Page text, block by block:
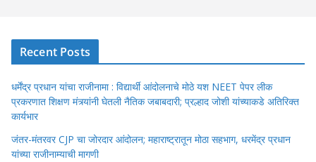
Recent Posts
धर्मेंद्र प्रधान यांचा राजीनामा : विद्यार्थी आंदोलनाचे मोठे यश NEET पेपर लीक
प्रकरणात शिक्षण मंत्र्यांनी घेतली नैतिक जबाबदारी; प्रल्हाद जोशी यांच्याकडे अतिरिक्त
कार्यभार
जंतर-मंतरवर CJP चा जोरदार आंदोलन; महाराष्ट्रातून मोठा सहभाग, धरमेंद्र प्रधान
यांच्या राजीनाम्याची मागणी